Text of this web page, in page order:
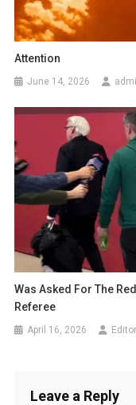
Attention
June 14, 2026
Was Asked For The
Referee
April 16, 2026 Editor
Leave a Reply